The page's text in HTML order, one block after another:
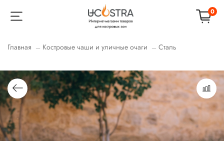
0
Главная Костровые чаши и уличные очаги Сталь